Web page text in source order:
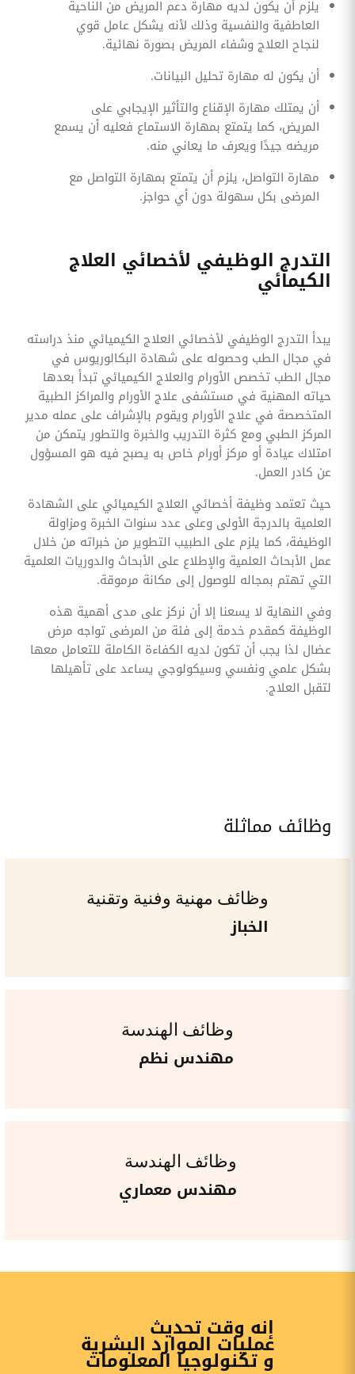
يلزم أن يكون لديه مهارة دعم المريض من الناحية
العاطفية والنفسية وذلك لأنه يشكل عامل قوي
لنجاح العلاج وشفاء المريض بصورة نهائية.
أن يكون له مهارة تحليل البيانات.
أن يمتلك مهارة الإقناع والتأثير الإيجابي على
المريض، كما يتمتع بمهارة الاستماع فعليه أن يسمع
مريضه جيدًا ويعرف ما يعاني منه.
مهارة التواصل، يلزم أن يتمتع بمهارة التواصل مع
المرضى بكل سهولة دون أي حواجز.
التدرج الوظيفي لأخصائي العلاج
الكيمائي
يبدأ التدرج الوظيفي لأخصائي العلاج الكيميائي منذ دراسته
في مجال الطب وحصوله على شهادة البكالوريوس في
مجال الطب تخصص الأورام والعلاج الكيميائي تبدأ بعدها
حياته المهنية في مستشفى علاج الأورام والمراكز الطبية
المتخصصة في علاج الأورام ويقوم بالإشراف على عمله مدير
المركز الطبي ومع كثرة التدريب والخبرة والتطور يتمكن من
امتلاك عيادة أو مركز أورام خاص به يصبح فيه هو المسؤول
عن كادر العمل.
حيث تعتمد وظيفة أخصائي العلاج الكيميائي على الشهادة
العلمية بالدرجة الأولى وعلى عدد سنوات الخبرة ومزاولة
الوظيفة، كما يلزم على الطبيب التطوير من خبراته من خلال
عمل الأبحاث العلمية والإطلاع على الأبحاث والدوريات العلمية
التي تهتم بمجاله للوصول إلى مكانة مرموقة.
وفي النهاية لا يسعنا إلا أن نركز على مدى أهمية هذه
الوظيفة كمقدم خدمة إلى فئة من المرضى تواجه مرض
عضال لذا يجب أن تكون لديه الكفاءة الكاملة للتعامل معها
بشكل علمي ونفسي وسيكولوجي يساعد على تأهيلها
لتقبل العلاج.
وظائف مماثلة
وظائف مهنية وفنية وتقنية
الخباز
وظائف الهندسة
مهندس نظم
وظائف الهندسة
مهندس معماري
إنه وقت تحديث
عمليات الموارد البشرية
و تكنولوجيا المعلومات